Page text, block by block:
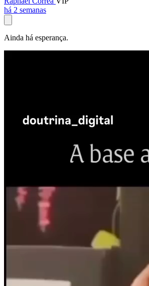
há 2 semanas
Ainda há esperança.